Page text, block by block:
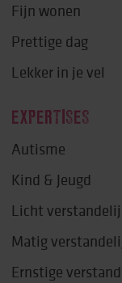
Fijn wonen
Prettige dag
Lekker in je vel
EXPERTISES
Autisme
Kind & Jeugd
Licht
Matig
Ernstige